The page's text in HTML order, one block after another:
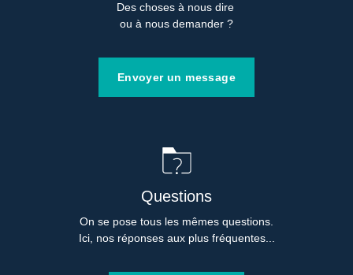
Des choses à nous dire
ou à nous demander ?
Envoyer un message
Questions
On se pose tous les mêmes questions.
Ici, nos réponses aux plus fréquentes...